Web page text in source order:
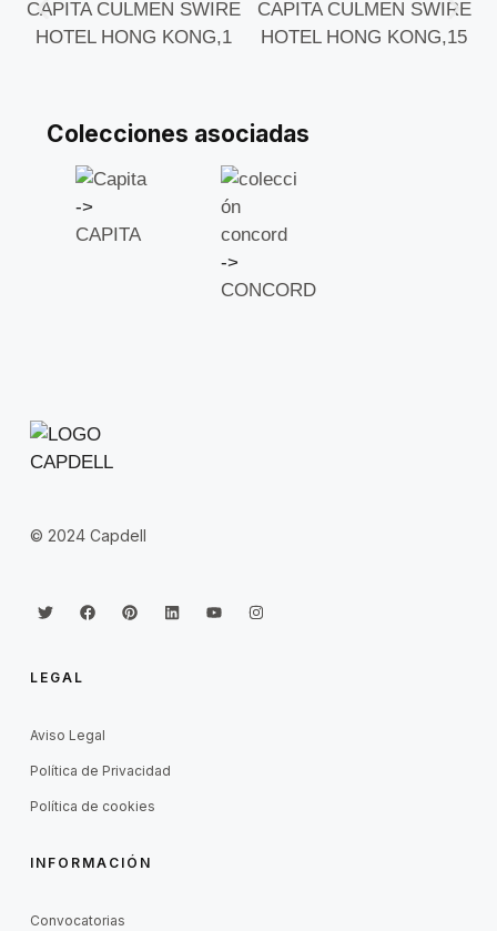
Colecciones asociadas
->
CAPITA
->
CONCORD
© 2024 Capdell
LEGAL
Aviso Legal
Política de Privacidad
Política de cookies
INFORMACIÓN
Convocatorias